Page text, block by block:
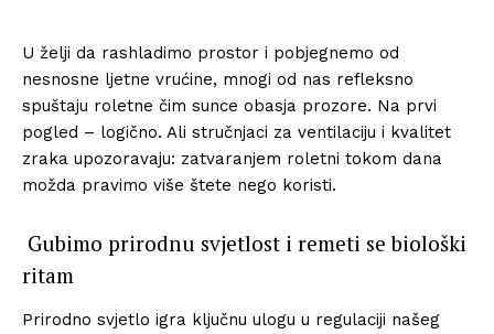
U želji da rashladimo prostor i pobjegnemo od
nesnosne ljetne vrućine, mnogi od nas refleksno
spuštaju roletne čim sunce obasja prozore. Na prvi
pogled – logično. Ali stručnjaci za ventilaciju i kvalitet
zraka upozoravaju: zatvaranjem roletni tokom dana
možda pravimo više štete nego koristi.
Gubimo prirodnu svjetlost i remeti se biološki
ritam
Prirodno svjetlo igra ključnu ulogu u regulaciji našeg